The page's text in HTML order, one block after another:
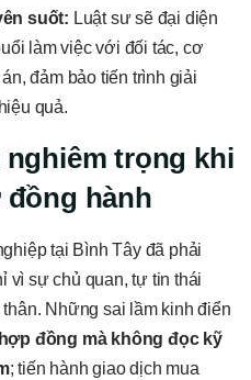
suốt: Luật sư sẽ đại diện
làm việc với đối tác, cơ
đảm bảo tiến trình giải
quả.
nghiêm trọng khi
hành
tại Bình Tây đã phải
vì sự chủ quan, tự tin thái
Những sai lầm kinh điển
đồng mà không đọc kỹ
; tiến hành giao dịch mua